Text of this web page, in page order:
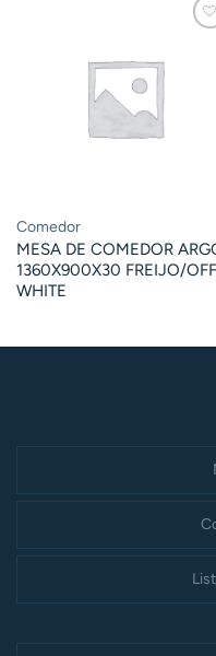
Comedor
MESA DE COMEDOR
1360X900X30 FREIJO/OFF
WHITE